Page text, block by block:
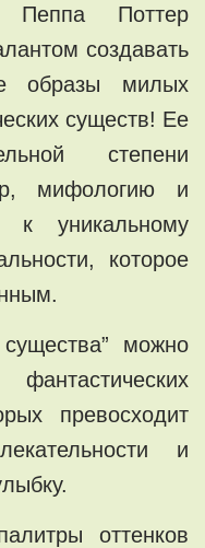
Пеппа Поттер
создавать
образы милых
существ! Ее
степени
мифологию и
к уникальному
которое
можно
превосходит
и
оттенков